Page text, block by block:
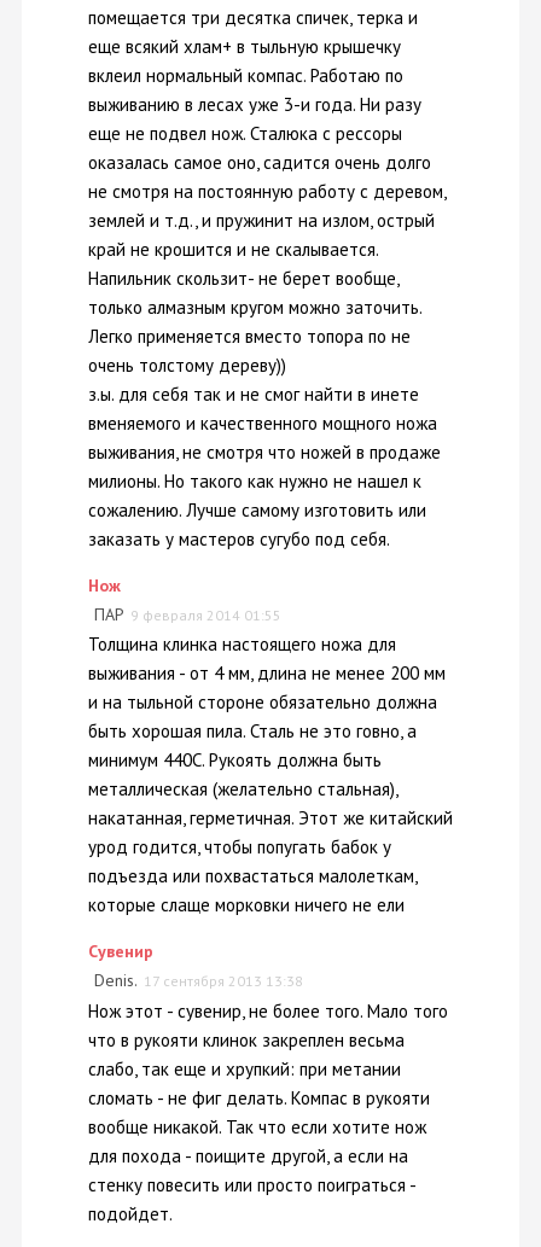
помещается три десятка спичек, терка и
еще всякий хлам+ в тыльную крышечку
вклеил нормальный компас. Работаю по
выживанию в лесах уже 3-и года. Ни разу
еще не подвел нож. Сталюка с рессоры
оказалась самое оно, садится очень долго
не смотря на постоянную работу с деревом,
землей и т.д., и пружинит на излом, острый
край не крошится и не скалывается.
Напильник скользит- не берет вообще,
только алмазным кругом можно заточить.
Легко применяется вместо топора по не
очень толстому дереву))
з.ы. для себя так и не смог найти в инете
вменяемого и качественного мощного ножа
выживания, не смотря что ножей в продаже
милионы. Но такого как нужно не нашел к
сожалению. Лучше самому изготовить или
заказать у мастеров сугубо под себя.
Нож
ПАР 9 февраля 2014 01:55
Толщина клинка настоящего ножа для
выживания - от 4 мм, длина не менее 200 мм
и на тыльной стороне обязательно должна
быть хорошая пила. Сталь не это говно, а
минимум 440С. Рукоять должна быть
металлическая (желательно стальная),
накатанная, герметичная. Этот же китайский
урод годится, чтобы попугать бабок у
подъезда или похвастаться малолеткам,
которые слаще морковки ничего не ели
Сувенир
Denis. 17 сентября 2013 13:38
Нож этот - сувенир, не более того. Мало того
что в рукояти клинок закреплен весьма
слабо, так еще и хрупкий: при метании
сломать - не фиг делать. Компас в рукояти
вообще никакой. Так что если хотите нож
для похода - поищите другой, а если на
стенку повесить или просто поиграться -
подойдет.